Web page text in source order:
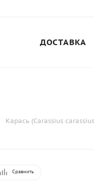
ДОСТАВКА
Карась (Carassius
Сравнить